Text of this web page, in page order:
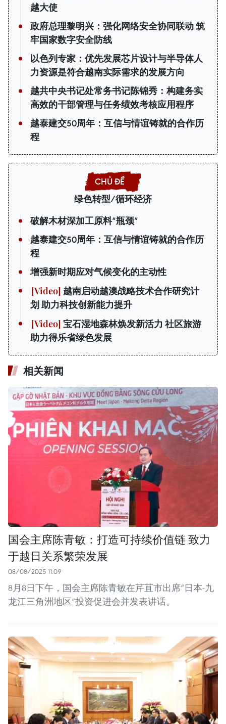
越大使
政府总理黎明兴：强化网络安全协同联动 筑
牢国家数字安全防线
以色列专家：优先发展芯片设计与半导体人
力资源是符合越南实际需求的发展方向
越共中央书记处常务书记陈锦秀：构建务实
高效的干部管理与任务绩效考核应用程序
越泰建交50周年：互信与情谊铸就的合作历
程
绿色转型/循环经济
破解木材深加工原料“瓶颈”
越泰建交50周年：互信与情谊铸就的合作历
程
增强新时期应对气候变化的主动性
越南启动越澳战略技术合作研究计
划 助力科技创新能力提升
宝石湿地森林焕发新活力 社区旅游
助力得乐省绿色发展
相关新闻
国会主席陈青敏：打造可持续价值链 致力
于越日关系繁荣发展
08/08/2025 11:09
8月8日下午，国会主席陈青敏在芹苴市出席“日本-九
龙江三角洲地区”投资促进会并发表讲话。